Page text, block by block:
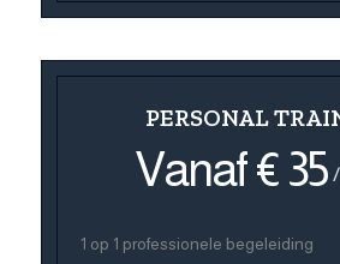
PERSONAL
Vanaf € 35
1 op 1 professionele begeleiding